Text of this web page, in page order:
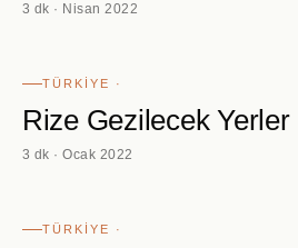
3 dk · Nisan 2022
TÜRKIYE ·
Rize Gezilecek Yerler
3 dk · Ocak 2022
TÜRKIYE ·